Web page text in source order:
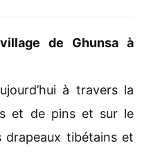
de Ghunsa à
à travers la
et de pins et sur le
drapeaux tibétains et